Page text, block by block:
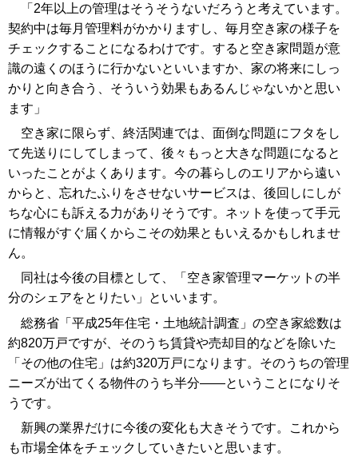
「2年以上の管理はそうそうないだろうと考えています。
契約中は毎月管理料がかかりますし、毎月空き家の様子を
チェックすることになるわけです。すると空き家問題が意
識の遠くのほうに行かないといいますか、家の将来にしっ
かりと向き合う、そういう効果もあるんじゃないかと思い
ます」
空き家に限らず、終活関連では、面倒な問題にフタをし
て先送りにしてしまって、後々もっと大きな問題になると
いったことがよくあります。今の暮らしのエリアから遠い
からと、忘れたふりをさせないサービスは、後回しにしが
ちな心にも訴える力がありそうです。ネットを使って手元
に情報がすぐ届くからこその効果ともいえるかもしれませ
ん。
同社は今後の目標として、「空き家管理マーケットの半
分のシェアをとりたい」といいます。
総務省「平成25年住宅・土地統計調査」の空き家総数は
約820万戸ですが、そのうち賃貸や売却目的などを除いた
「その他の住宅」は約320万戸になります。そのうちの管理
ニーズが出てくる物件のうち半分――ということになりそ
うです。
新興の業界だけに今後の変化も大きそうです。これから
も市場全体をチェックしていきたいと思います。